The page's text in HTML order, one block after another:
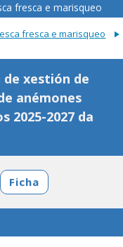
fresca e marisqueo
fresca e marisqueo
de xestión de
anémones
2025-2027 da
Ficha